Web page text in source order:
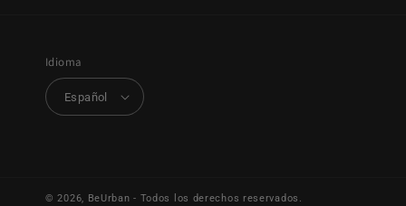
Idioma
Español
© 2026, BeUrban - Todos los derechos reservados.